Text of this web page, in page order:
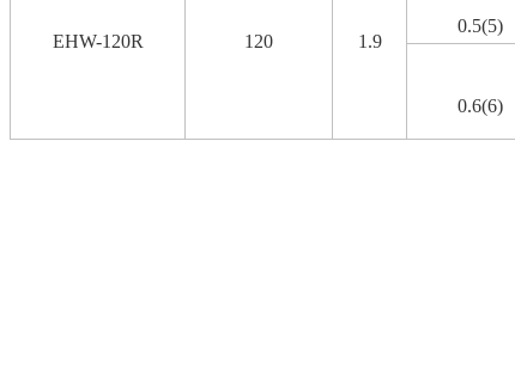
EHW-120R 120 1.9
0.5(5)
0.6(6)